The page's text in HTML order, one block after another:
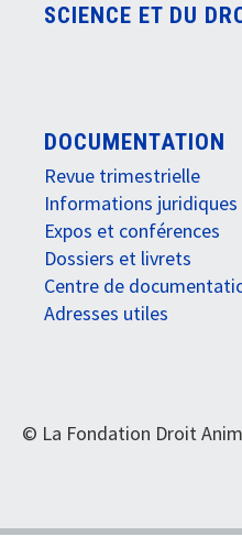
SCIENCE ET DU
DOCUMENTATION
Revue trimestrielle
Informations juridiques
Expos et conférences
Dossiers et livrets
Centre de
Adresses utiles
© La Fondation Droit